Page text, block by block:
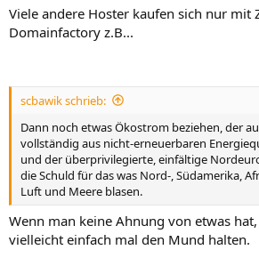
Viele andere Hoster kaufen sich nur mit
Domainfactory z.B...
scbawik schrieb:
Dann noch etwas Ökostrom beziehen, der
vollständig aus nicht-erneuerbaren
und der überprivilegierte, einfältige
die Schuld für das was Nord-, Südamerika,
Luft und Meere blasen.
Wenn man keine Ahnung von etwas
vielleicht einfach mal den Mund halten.